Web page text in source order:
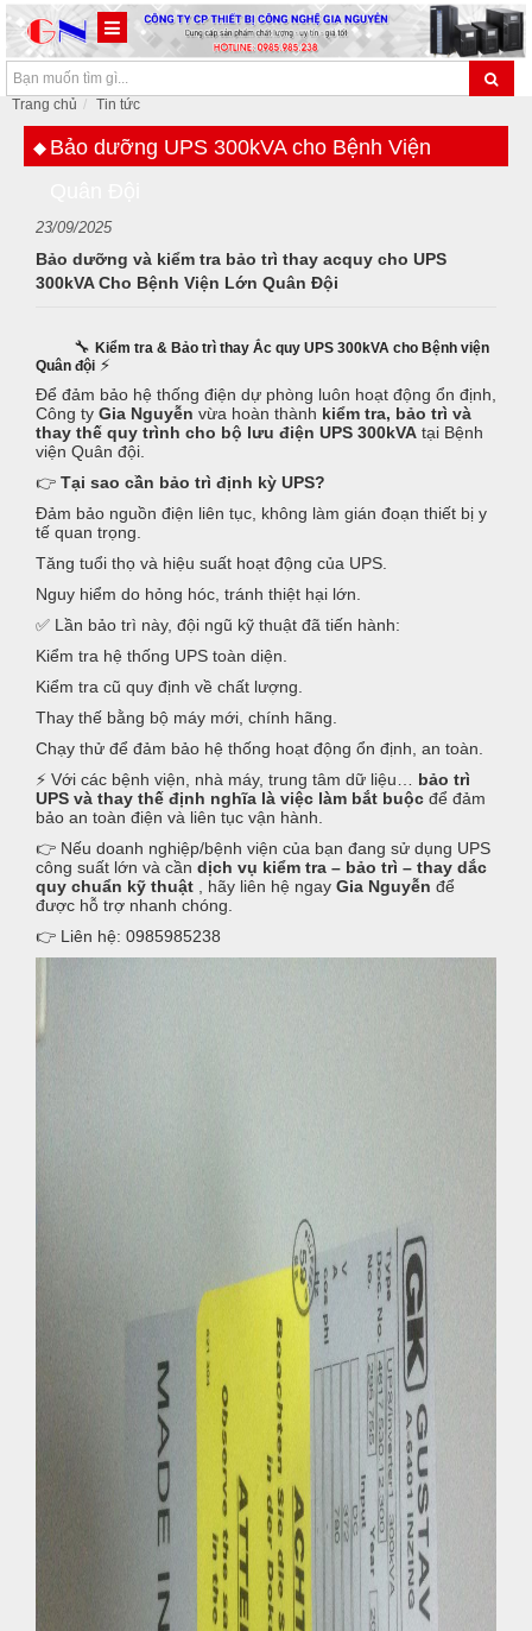
Trang chủ Tin tức
Bảo dưỡng UPS 300kVA cho Bệnh Viện
23/09/2025
Bảo dưỡng và kiểm tra bảo trì thay acquy cho UPS
300kVA Cho Bệnh Viện Lớn Quân Đội
🔧 Kiểm tra & Bảo trì thay Ắc quy UPS 300kVA cho Bệnh viện
Quân đội ⚡
Để đảm bảo hệ thống điện dự phòng luôn hoạt động ổn định,
Công ty Gia Nguyễn vừa hoàn thành kiểm tra, bảo trì và
thay thế quy trình cho bộ lưu điện UPS 300kVA tại Bệnh
viện Quân đội.
👉 Tại sao cần bảo trì định kỳ UPS?
Đảm bảo nguồn điện liên tục, không làm gián đoạn thiết bị y
tế quan trọng.
Tăng tuổi thọ và hiệu suất hoạt động của UPS.
Nguy hiểm do hỏng hóc, tránh thiệt hại lớn.
✅ Lần bảo trì này, đội ngũ kỹ thuật đã tiến hành:
Kiểm tra hệ thống UPS toàn diện.
Kiểm tra cũ quy định về chất lượng.
Thay thế bằng bộ máy mới, chính hãng.
Chạy thử để đảm bảo hệ thống hoạt động ổn định, an toàn.
⚡ Với các bệnh viện, nhà máy, trung tâm dữ liệu… bảo trì
UPS và thay thế định nghĩa là việc làm bắt buộc để đảm
bảo an toàn điện và liên tục vận hành.
👉 Nếu doanh nghiệp/bệnh viện của bạn đang sử dụng UPS
công suất lớn và cần dịch vụ kiểm tra – bảo trì – thay dắc
quy chuẩn kỹ thuật , hãy liên hệ ngay Gia Nguyễn để
được hỗ trợ nhanh chóng.
👉 Liên hệ: 0985985238